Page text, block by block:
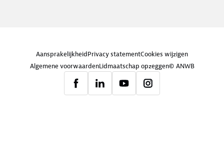
AansprakelijkheidPrivacy statementCookies wijzigen
Algemene voorwaardenLidmaatschap opzeggen© ANWB